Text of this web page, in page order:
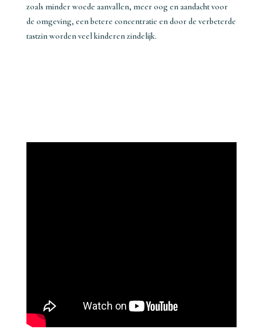
zoals minder woede aanvallen, meer oog en aandacht voor
de omgeving, een betere concentratie en door de verbeterde
tastzin worden veel kinderen zindelijk.